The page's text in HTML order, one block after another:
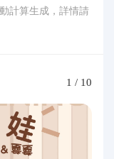
計算生成，詳情請
1 / 10